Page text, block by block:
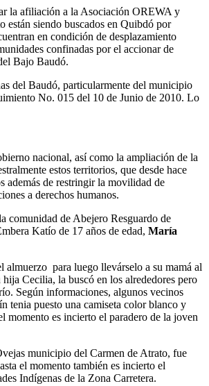
la afiliación a la Asociación OREWA y
están siendo buscados en Quibdó por
en condición de desplazamiento
confinadas por el accionar de
Bajo Baudó.
del Baudó, particularmente del municipio
No. 015 del 10 de Junio de 2010. Lo
nacional, así como la ampliación de la
estos territorios, que desde hace
además de restringir la movilidad de
a derechos humanos.
comunidad de Abejero Resguardo de
Katío de 17 años de edad, María
almuerzo para luego llevárselo a su mamá al
Cecilia, la buscó en los alrededores pero
Según informaciones, algunos vecinos
tenia puesto una camiseta color blanco y
momento es incierto el paradero de la joven
municipio del Carmen de Atrato, fue
el momento también es incierto el
Indígenas de la Zona Carretera.